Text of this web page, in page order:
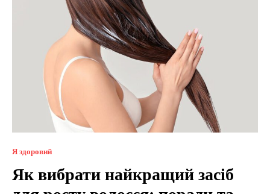
Я здоровий
Як вибрати найкращий засіб